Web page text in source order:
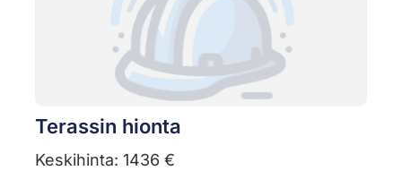
Terassin hionta
Keskihinta: 1436 €